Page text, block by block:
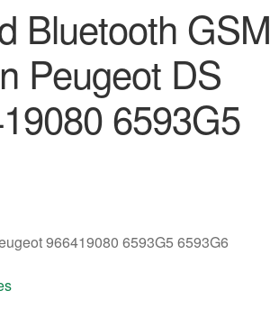
Bluetooth GSM
Peugeot DS
6593G5
966419080 6593G5 6593G6